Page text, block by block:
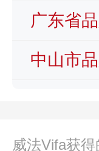
广东省
中山市
威法Vifa获